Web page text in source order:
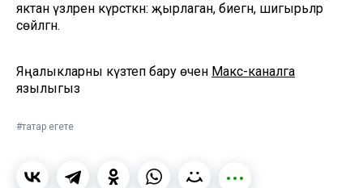
яктан үзләрен күрсәткән: җырлаган, биегән, шигырьләр
сөйләгән.
Яңалыкларны күзәтеп бару өчен Макс-каналга
язылыгыз
#татар егете